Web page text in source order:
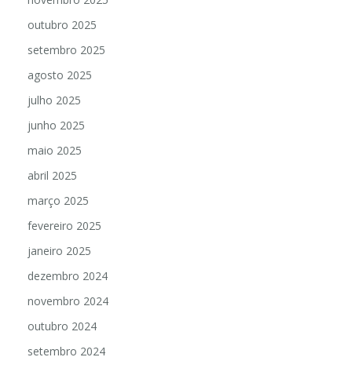
outubro 2025
setembro 2025
agosto 2025
julho 2025
junho 2025
maio 2025
abril 2025
março 2025
fevereiro 2025
janeiro 2025
dezembro 2024
novembro 2024
outubro 2024
setembro 2024